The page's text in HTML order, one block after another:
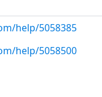
help/5058385
help/5058500